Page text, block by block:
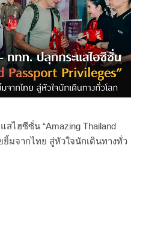
สไฮซีซั่น “Amazing Thailand
ยิ้มจากไทย สู่หัวใจนักเดินทางทั่ว